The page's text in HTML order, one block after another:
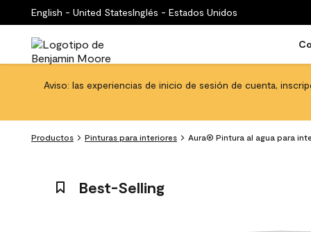
English - United StatesInglés - Estados Unidos
Aviso: las experiencias de inicio de sesión de cuenta,
Productos Pinturas para interiores Aura® Pintura al agua para
Best-Selling